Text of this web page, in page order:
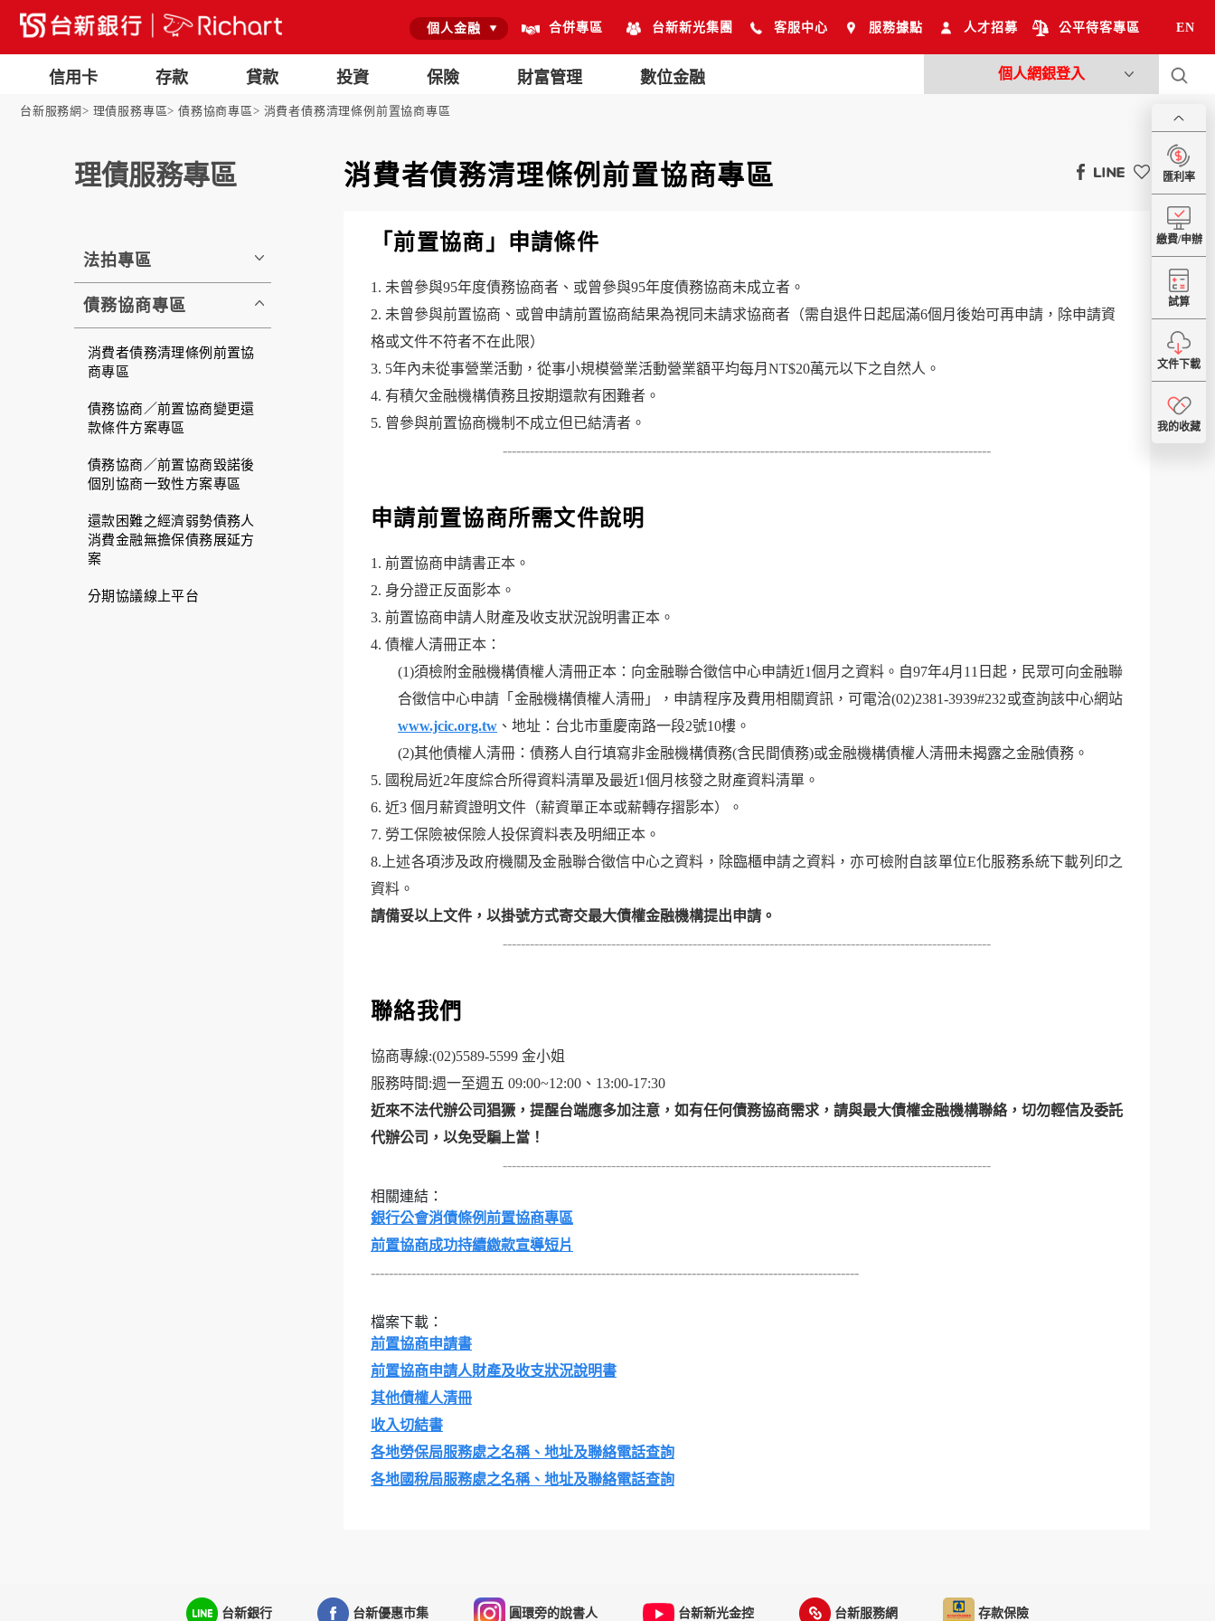
信用卡 存款 貸款 投資 保險 財富管理 數位金融 個人網銀登入
匯利率
繳費/申辦
試算
文件下載
我的收藏
個人金融 合併專區 台新新光集團 客服中心 服務據點 人才招募 公平待客專區 EN
台新服務網 理債服務專區 債務協商專區 消費者債務清理條例前置協商專區
理債服務專區
法拍專區
債務協商專區
消費者債務清理條例前置協
商專區
債務協商／前置協商變更還
款條件方案專區
債務協商／前置協商毀諾後
個別協商一致性方案專區
還款困難之經濟弱勢債務人
消費金融無擔保債務展延方
案
分期協議線上平台
消費者債務清理條例前置協商專區
「前置協商」申請條件
1. 未曾參與95年度債務協商者、或曾參與95年度債務協商未成立者。
2. 未曾參與前置協商、或曾申請前置協商結果為視同未請求協商者（需自退件日起屆滿6個月後始可再申請，除申請資
格或文件不符者不在此限）
3. 5年內未從事營業活動，從事小規模營業活動營業額平均每月NT$20萬元以下之自然人。
4. 有積欠金融機構債務且按期還款有困難者。
5. 曾參與前置協商機制不成立但已結清者。
------------------------------------------------------------------------------------------------------------
申請前置協商所需文件說明
1. 前置協商申請書正本。
2. 身分證正反面影本。
3. 前置協商申請人財產及收支狀況說明書正本。
4. 債權人清冊正本：
(1)須檢附金融機構債權人清冊正本：向金融聯合徵信中心申請近1個月之資料。自97年4月11日起，民眾可向金融聯
合徵信中心申請「金融機構債權人清冊」，申請程序及費用相關資訊，可電洽(02)2381-3939#232或查詢該中心網站
www.jcic.org.tw 、地址：台北市重慶南路一段2號10樓。
(2)其他債權人清冊：債務人自行填寫非金融機構債務(含民間債務)或金融機構債權人清冊未揭露之金融債務。
5. 國稅局近2年度綜合所得資料清單及最近1個月核發之財產資料清單。
6. 近3 個月薪資證明文件（薪資單正本或薪轉存摺影本）。
7. 勞工保險被保險人投保資料表及明細正本。
8.上述各項涉及政府機關及金融聯合徵信中心之資料，除臨櫃申請之資料，亦可檢附自該單位E化服務系統下載列印之
資料。
請備妥以上文件，以掛號方式寄交最大債權金融機構提出申請。
------------------------------------------------------------------------------------------------------------
聯絡我們
協商專線:(02)5589-5599 金小姐
服務時間:週一至週五 09:00~12:00、13:00-17:30
近來不法代辦公司猖獗，提醒台端應多加注意，如有任何債務協商需求，請與最大債權金融機構聯絡，切勿輕信及委託
代辦公司，以免受騙上當！
------------------------------------------------------------------------------------------------------------
相關連結：
銀行公會消債條例前置協商專區
前置協商成功持續繳款宣導短片
------------------------------------------------------------------------------------------------------------
檔案下載：
前置協商申請書
前置協商申請人財產及收支狀況說明書
其他債權人清冊
收入切結書
各地勞保局服務處之名稱、地址及聯絡電話查詢
各地國稅局服務處之名稱、地址及聯絡電話查詢
台新銀行 台新優惠市集 圓環旁的說書人 台新新光金控 台新服務網 存款保險